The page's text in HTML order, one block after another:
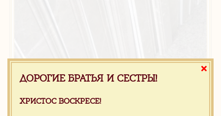
15.00 $ / м.п.
Мраморный плинтус
ДОРОГИЕ БРАТЬЯ И СЕСТРЫ!
ХРИСТОС ВОСКРЕСЕ!